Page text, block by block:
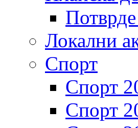
Локални
Спорт
Спорт
Спорт